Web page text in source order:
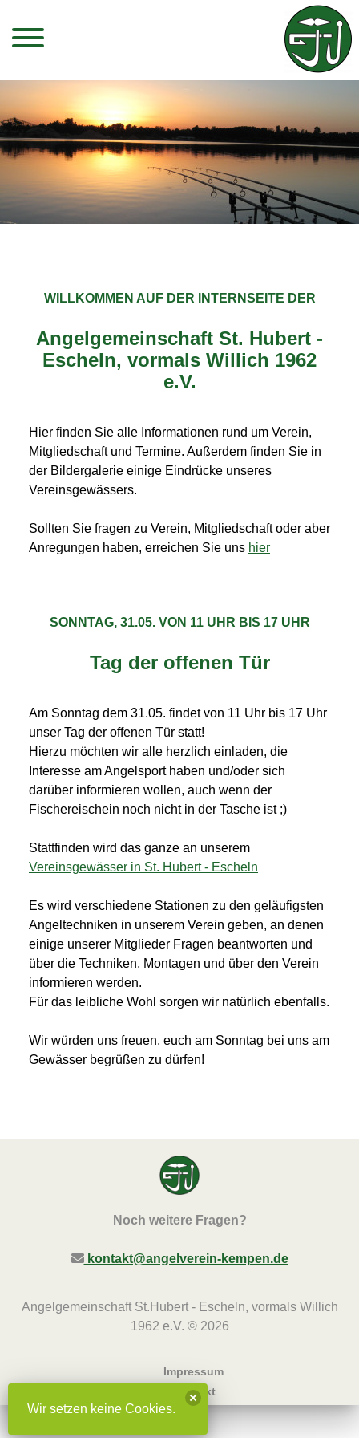
WILLKOMMEN AUF DER INTERNSEITE DER
Angelgemeinschaft St. Hubert -
Escheln, vormals Willich 1962
e.V.
Hier finden Sie alle Informationen rund um Verein,
Mitgliedschaft und Termine. Außerdem finden Sie in
der Bildergalerie einige Eindrücke unseres
Vereinsgewässers.
Sollten Sie fragen zu Verein, Mitgliedschaft oder aber
Anregungen haben, erreichen Sie uns hier
SONNTAG, 31.05. VON 11 UHR BIS 17 UHR
Tag der offenen Tür
Am Sonntag dem 31.05. findet von 11 Uhr bis 17 Uhr
unser Tag der offenen Tür statt!
Hierzu möchten wir alle herzlich einladen, die
Interesse am Angelsport haben und/oder sich
darüber informieren wollen, auch wenn der
Fischereischein noch nicht in der Tasche ist ;)
Stattfinden wird das ganze an unserem
Vereinsgewässer in St. Hubert - Escheln
Es wird verschiedene Stationen zu den geläufigsten
Angeltechniken in unserem Verein geben, an denen
einige unserer Mitglieder Fragen beantworten und
über die Techniken, Montagen und über den Verein
informieren werden.
Für das leibliche Wohl sorgen wir natürlich ebenfalls.
Wir würden uns freuen, euch am Sonntag bei uns am
Gewässer begrüßen zu dürfen!
Noch weitere Fragen?
kontakt@angelverein-kempen.de
Angelgemeinschaft St.Hubert - Escheln, vormals Willich
1962 e.V. © 2026
Impressum
Kontakt
Wir setzen keine Cookies.